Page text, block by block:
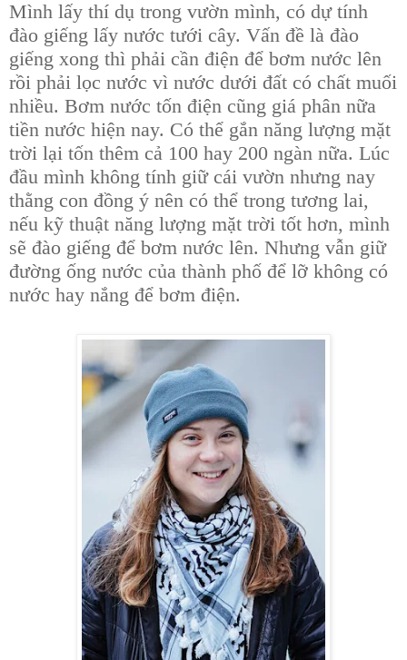
Mình lấy thí dụ trong vườn mình, có dự tính
đào giếng lấy nước tưới cây. Vấn đề là đào
giếng xong thì phải cần điện để bơm nước lên
rồi phải lọc nước vì nước dưới đất có chất muối
nhiều. Bơm nước tốn điện cũng giá phân nữa
tiền nước hiện nay. Có thể gắn năng lượng mặt
trời lại tốn thêm cả 100 hay 200 ngàn nữa. Lúc
đầu mình không tính giữ cái vườn nhưng nay
thằng con đồng ý nên có thể trong tương lai,
nếu kỹ thuật năng lượng mặt trời tốt hơn, mình
sẽ đào giếng để bơm nước lên. Nhưng vẫn giữ
đường ống nước của thành phố để lỡ không có
nước hay nắng để bơm điện.